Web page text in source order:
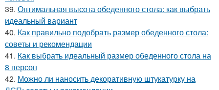
39. Оптимальная высота обеденного стола: как выбрать
идеальный вариант
40. Как правильно подобрать размер обеденного стола:
советы и рекомендации
41. Как выбрать идеальный размер обеденного стола на
8 персон
42. Можно ли наносить декоративную штукатурку на